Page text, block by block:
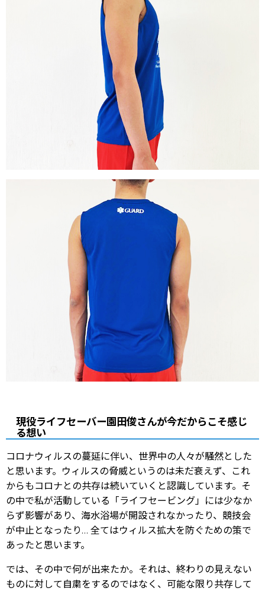
現役ライフセーバー園田俊さんが今だからこそ感じ
る想い
コロナウィルスの蔓延に伴い、世界中の人々が騒然とした
と思います。ウィルスの脅威というのは未だ衰えず、これ
からもコロナとの共存は続いていくと認識しています。そ
の中で私が活動している「ライフセービング」には少なか
らず影響があり、海水浴場が開設されなかったり、競技会
が中止となったり… 全てはウィルス拡大を防ぐための策で
あったと思います。
では、その中で何が出来たか。それは、終わりの見えない
ものに対して自粛をするのではなく、可能な限り共存して